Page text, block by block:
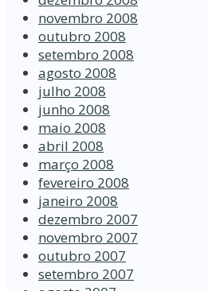
novembro 2008
outubro 2008
setembro 2008
agosto 2008
julho 2008
junho 2008
maio 2008
abril 2008
março 2008
fevereiro 2008
janeiro 2008
dezembro 2007
novembro 2007
outubro 2007
setembro 2007